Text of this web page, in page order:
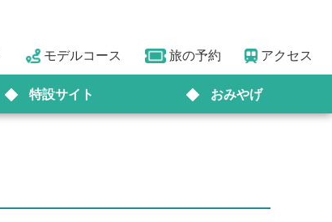
モデルコース 旅の予約 アクセス
特設サイト おみやげ